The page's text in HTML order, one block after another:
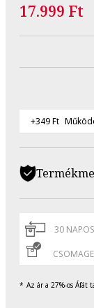
17.999 Ft
+349 Ft
30
Az ár a 27%-os Áfát